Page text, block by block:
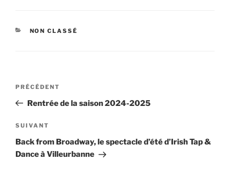
CATÉGORIES
NON CLASSÉ
Navigation
l’article
Article
précédent
PRÉCÉDENT
Rentrée de la saison 2024-2025
Article
suivant
SUIVANT
Back from Broadway, le spectacle d’été d’Irish Tap &
Dance à Villeurbanne